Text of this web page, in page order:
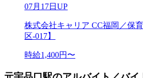
07月17日UP
株式会社キャリア CC福岡／保
区-017】
時給1,400円〜